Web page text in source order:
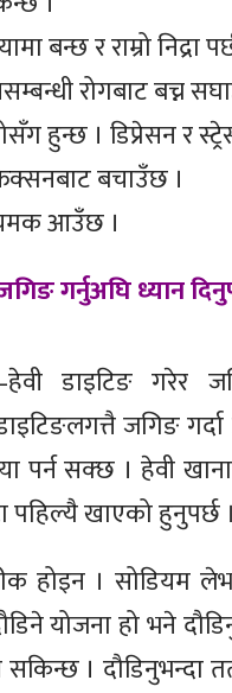
बन्छ र राम्रो निद्रा
रोगबाट बच्न
हुन्छ । डिप्रेसन र
बचाउँछ ।
चमक आउँछ ।
गर्नुअघि ध्यान
डाइटिङ गरेर
जगिङ
सक्छ । हेवी
पहिल्यै खाएको हुनुपर्छ ।
होइन । सोडियम
योजना हो भने
। दौडिनुभन्दा